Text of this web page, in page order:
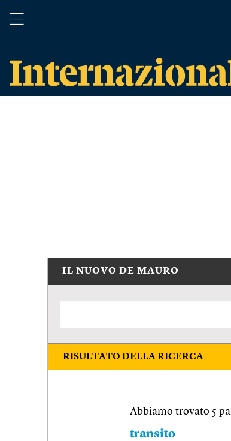
IL NUOVO DE MAURO
RISULTATO DELLA RICERCA
Abbiamo trovato 5
transito